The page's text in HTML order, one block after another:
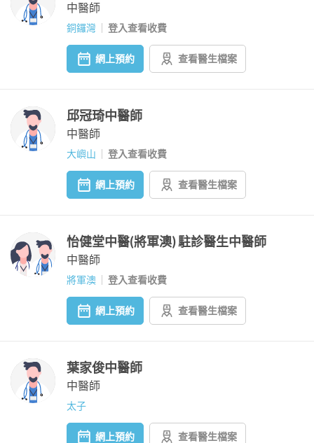
中醫師
銅鑼灣 登入查看收費
網上預約 查看醫生檔案
邱冠琦中醫師
中醫師
大嶼山 登入查看收費
網上預約 查看醫生檔案
怡健堂中醫(將軍澳) 駐診醫生中醫師
中醫師
將軍澳 登入查看收費
網上預約 查看醫生檔案
葉家俊中醫師
中醫師
太子
網上預約 查看醫生檔案